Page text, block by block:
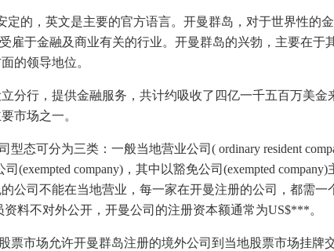
的，英文是主要的官方语言。开曼群岛，对于世界性的
雇于金融及商业有关的行业。开曼群岛的兴勃，主要在于
的领导地位。
分行，提供金融服务，共计约吸收了四亿一千五百万美金
市场之一。
态可分为三类：一般当地营业公司( ordinary resident
(exempted company)，其中以豁免公司(exempted company)
公司不能在当地营业，每一家在开曼注册的公司，都需一
料不对外公开，开曼公司的注册资本额通常为US$***。
市场允许开曼群岛注册的境外公司到当地股票市场挂牌